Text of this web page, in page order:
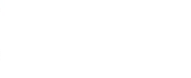
promedio: 4.89 de 5, 9 reseñas